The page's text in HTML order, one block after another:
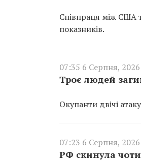
Співпраця між США
показників.
07:35 6 Серпня, 2026
Троє людей
Окупанти двічі
07:23 6 Серпня, 2026
РФ скинула